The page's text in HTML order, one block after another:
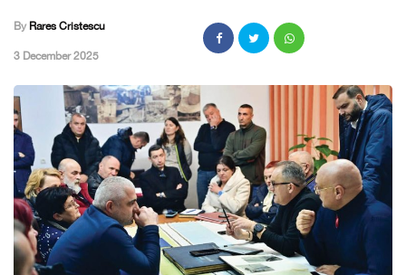
By Rares Cristescu
,3 December 2025